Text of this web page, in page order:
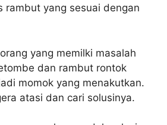
rambut yang sesuai dengan
yang memilki masalah
dan rambut rontok
momok yang menakutkan.
atasi dan cari solusinya.